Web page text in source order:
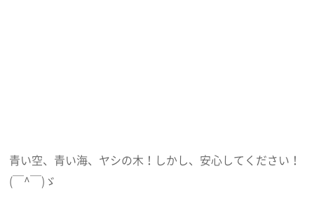
青い空、青い海、ヤシの木！しかし、安心してください！
(￣^￣)ゞ